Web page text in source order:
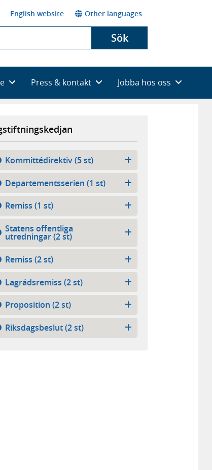
English website Other languages
Sök
Press & kontakt Jobba hos oss
Kommittédirektiv (5 st)
Departementsserien (1 st)
Remiss (1 st)
Statens offentliga
utredningar (2 st)
Remiss (2 st)
Lagrådsremiss (2 st)
Proposition (2 st)
Riksdagsbeslut (2 st)